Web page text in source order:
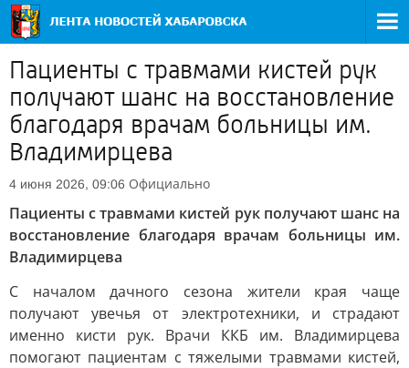
Пациенты с травмами кистей рук
получают шанс на восстановление
благодаря врачам больницы им.
Владимирцева
4 июня 2026, 09:06 Официально
Пациенты с травмами кистей рук получают шанс на
восстановление благодаря врачам больницы им.
Владимирцева
С началом дачного сезона жители края чаще
получают увечья от электротехники, и страдают
именно кисти рук. Врачи ККБ им. Владимирцева
помогают пациентам с тяжелыми травмами кистей,